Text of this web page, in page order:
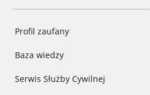
Profil zaufany
Baza wiedzy
Serwis Służby Cywilnej